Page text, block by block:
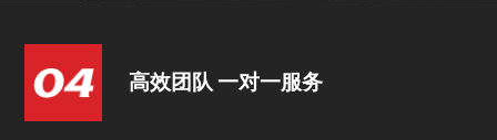
高效团队 一对一服务